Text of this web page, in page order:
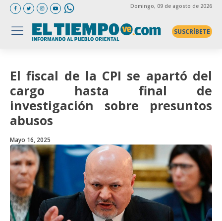
Domingo, 09 de agosto de 2026
SUSCRÍBETE
El fiscal de la CPI se apartó del
cargo hasta final de
investigación sobre presuntos
abusos
Mayo 16, 2025